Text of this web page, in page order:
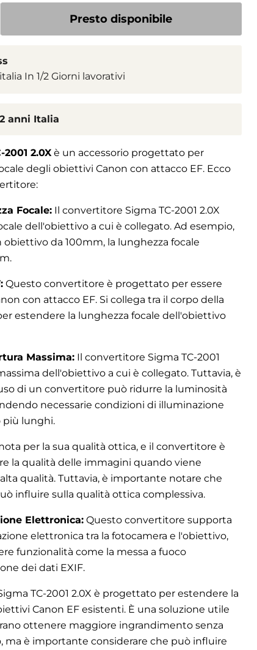
Presto disponibile
In 1/2 Giorni lavorativi
anni Italia
2.0Xè un accessorio progettato per
degli obiettivi Canon con attacco EF. Ecco
Focale:Il convertitore Sigma TC-2001 2.0X
dell'obiettivo a cui è collegato. Ad esempio,
da 100mm, la lunghezza focale
Questo convertitore è progettato per essere
con attacco EF. Si collega tra il corpo della
estendere la lunghezza focale dell'obiettivo
Massima:Il convertitore Sigma TC-2001
dell'obiettivo a cui è collegato. Tuttavia, è
di un convertitore può ridurre la luminosità
necessarie condizioni di illuminazione
più lunghi.
per la sua qualità ottica, e il convertitore è
la qualità delle immagini quando viene
qualità. Tuttavia, è importante notare che
influire sulla qualità ottica complessiva.
Elettronica:Questo convertitore supporta
elettronica tra la fotocamera e l'obiettivo,
funzionalità come la messa a fuoco
dei dati EXIF.
TC-2001 2.0X è progettato per estendere la
Canon EF esistenti. È una soluzione utile
ottenere maggiore ingrandimento senza
ma è importante considerare che può influire